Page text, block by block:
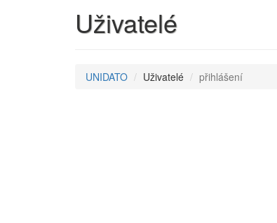
Uživatelé
UNIDATO Uživatelé přihlášení